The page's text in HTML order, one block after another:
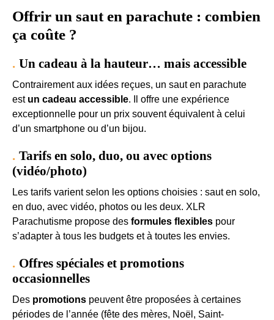
Offrir un saut en parachute : combien
ça coûte ?
Un cadeau à la hauteur… mais accessible
Contrairement aux idées reçues, un saut en parachute
est un cadeau accessible. Il offre une expérience
exceptionnelle pour un prix souvent équivalent à celui
d’un smartphone ou d’un bijou.
Tarifs en solo, duo, ou avec options
(vidéo/photo)
Les tarifs varient selon les options choisies : saut en solo,
en duo, avec vidéo, photos ou les deux. XLR
Parachutisme propose des formules flexibles pour
s’adapter à tous les budgets et à toutes les envies.
Offres spéciales et promotions
occasionnelles
Des promotions peuvent être proposées à certaines
périodes de l’année (fête des mères, Noël, Saint-